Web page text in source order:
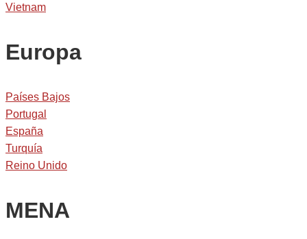
Vietnam
Europa
Países Bajos
Portugal
España
Turquía
Reino Unido
MENA